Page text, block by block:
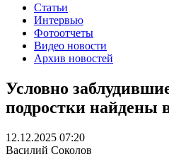
Статьи
Интервью
Фотоотчеты
Видео новости
Архив новостей
Условно
подростки найдены
12.12.2025 07:20
Василий Соколов